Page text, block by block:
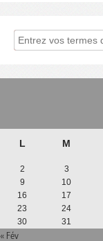
L M
2
3
9
10
16
17
23
24
30
31
« Fév